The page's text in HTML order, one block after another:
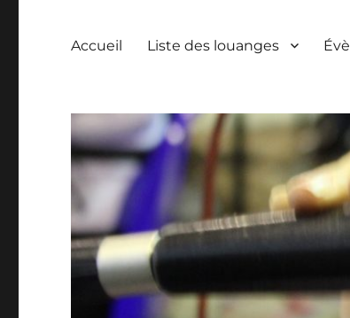
Accueil Liste des louanges